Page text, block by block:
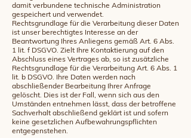
damit verbundene technische Administration
gespeichert und verwendet.
Rechtsgrundlage für die Verarbeitung dieser Daten
ist unser berechtigtes Interesse an der
Beantwortung Ihres Anliegens gemäß Art. 6 Abs.
1 lit. f DSGVO. Zielt Ihre Kontaktierung auf den
Abschluss eines Vertrages ab, so ist zusätzliche
Rechtsgrundlage für die Verarbeitung Art. 6 Abs. 1
lit. b DSGVO. Ihre Daten werden nach
abschließender Bearbeitung Ihrer Anfrage
gelöscht. Dies ist der Fall, wenn sich aus den
Umständen entnehmen lässt, dass der betroffene
Sachverhalt abschließend geklärt ist und sofern
keine gesetzlichen Aufbewahrungspflichten
entgegenstehen.